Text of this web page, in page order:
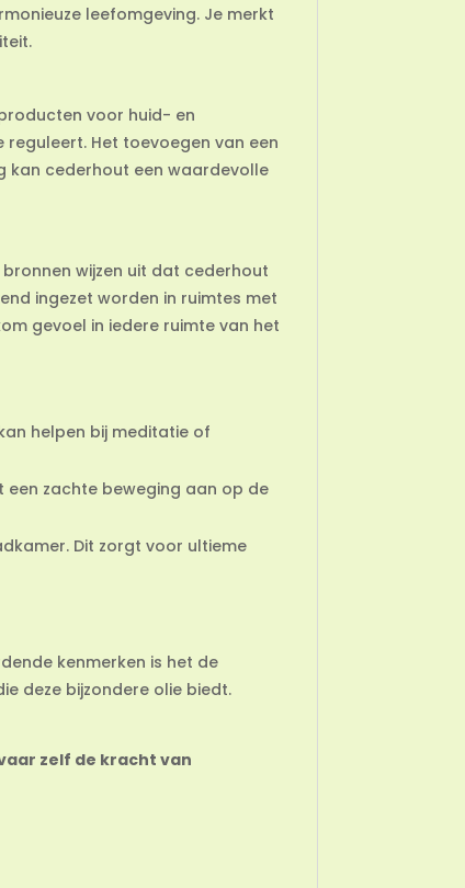
leefomgeving. Je merkt
voor huid- en
Het toevoegen van een
kan cederhout een waardevolle
wijzen uit dat cederhout
ingezet worden in ruimtes met
gevoel in iedere ruimte van het
helpen bij meditatie of
een zachte beweging aan op de
Dit zorgt voor ultieme
kenmerken is het de
deze bijzondere olie biedt.
zelf de kracht van